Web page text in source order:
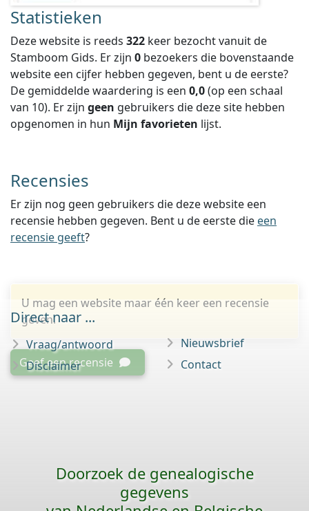
Statistieken
Deze website is reeds 322 keer bezocht vanuit de
Stamboom Gids. Er zijn 0 bezoekers die bovenstaande
website een cijfer hebben gegeven, bent u de eerste?
De gemiddelde waardering is een 0,0(op een schaal
van 10). Er zijn geen gebruikers die deze site hebben
opgenomen in hun Mijn favorieten lijst.
Recensies
Er zijn nog geen gebruikers die deze website een
recensie hebben gegeven. Bent u de eerste die een
recensie geeft?
U mag een website maar één keer een recensie
geven.
Geef een recensie
Direct naar ...
Vraag/antwoord
Disclaimer
Nieuwsbrief
Contact
Doorzoek de genealogische
gegevens